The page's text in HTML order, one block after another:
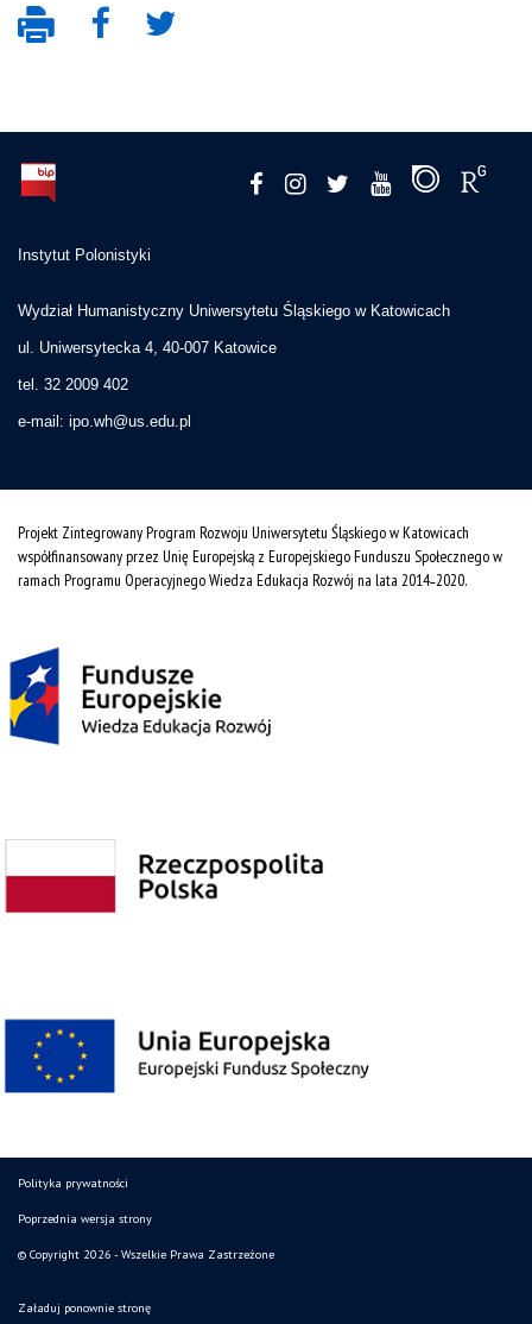
Instytut Polonistyki
Wydział Humanistyczny Uniwersytetu Śląskiego w Katowicach
ul. Uniwersytecka 4, 40-007 Katowice
tel. 32 2009 402
e-mail: ipo.wh@us.edu.pl
Projekt Zintegrowany Program Rozwoju Uniwersytetu Śląskiego w Katowicach
współfinansowany przez Unię Europejską z Europejskiego Funduszu Społecznego w
ramach Programu Operacyjnego Wiedza Edukacja Rozwój na lata 2014˗2020.
Polityka prywatności
Poprzednia wersja strony
© Copyright 2026 - Wszelkie Prawa Zastrzeżone
Załaduj ponownie stronę